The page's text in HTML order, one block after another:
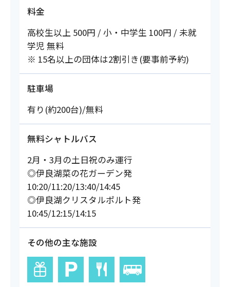
料金
高校生以上 500円 / 小・中学生 100円 / 未就
学児 無料
※ 15名以上の団体は2割引き(要事前予約)
駐車場
有り(約200台)/無料
無料シャトルバス
2月・3月の土日祝のみ運行
◎伊良湖菜の花ガーデン発
10:20/11:20/13:40/14:45
◎伊良湖クリスタルポルト発
10:45/12:15/14:15
その他の主な施設